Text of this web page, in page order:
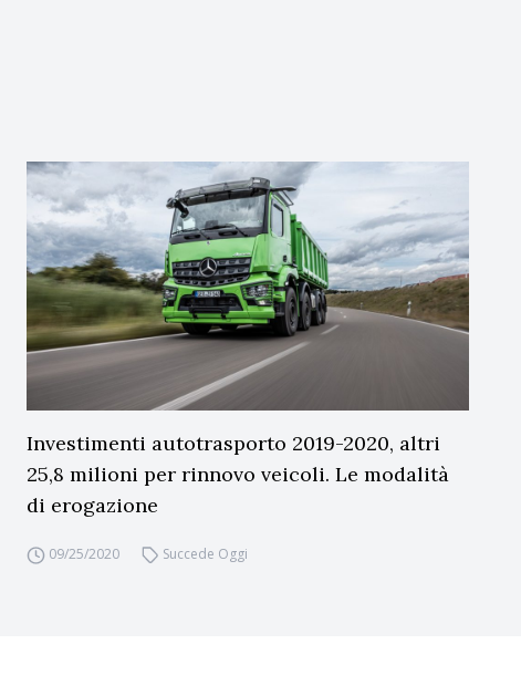
Investimenti autotrasporto 2019-2020, altri
25,8 milioni per rinnovo veicoli. Le modalità
di erogazione
09/25/2020 Succede Oggi